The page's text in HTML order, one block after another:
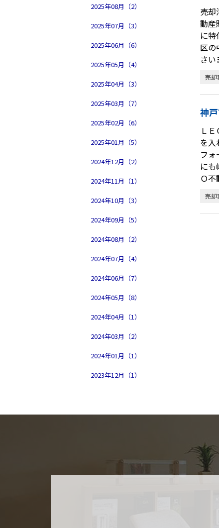
2025年08月（2）
2025年07月（3）
2025年06月（6）
2025年05月（4）
2025年04月（3）
2025年03月（7）
2025年02月（6）
2025年01月（5）
2024年12月（2）
2024年11月（1）
2024年10月（3）
2024年09月（5）
2024年08月（2）
2024年07月（4）
2024年06月（7）
2024年05月（8）
2024年04月（1）
2024年03月（2）
2024年01月（1）
2023年12月（1）
売却
動産
に
区の
さい
売却
神
Ｌ
を入
フ
に
Ｏ不
売却